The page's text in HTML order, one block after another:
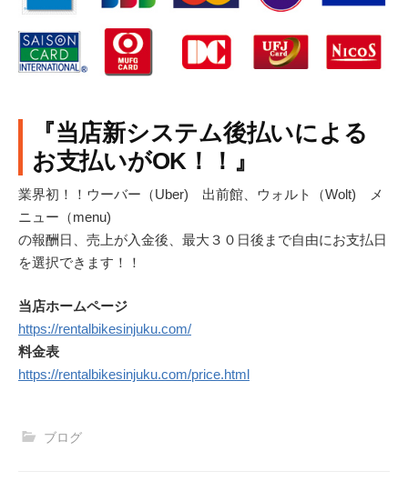
『当店新システム後払いによる
お支払いがOK！！』
業界初！！ウーバー（Uber) 出前館、ウォルト（Wolt) メ
ニュー（menu)
の報酬日、売上が入金後、最大３０日後まで自由にお支払日
を選択できます！！
当店ホームページ
https://rentalbikesinjuku.com/
料金表
https://rentalbikesinjuku.com/price.html
ブログ